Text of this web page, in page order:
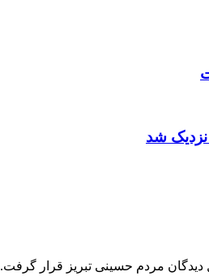
دیدگان مردم حسینی تبریز قرار گرفت.